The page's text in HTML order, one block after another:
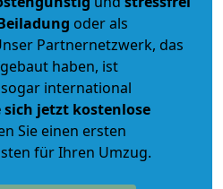
oder als
Partnernetzwerk, das
haben, ist
international
sich jetzt kostenlose
Sie einen ersten
für Ihren Umzug.